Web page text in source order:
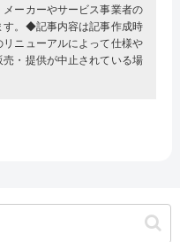
ーカーやサービス事業者の
す。◆記事内容は記事作成時
ニューアルによって仕様や
・提供が中止されている場